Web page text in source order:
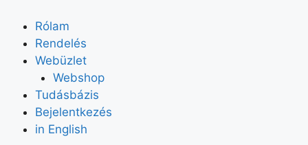
Rólam
Rendelés
Webüzlet
Webshop
Tudásbázis
Bejelentkezés
in English